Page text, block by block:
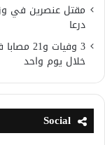
مقتل عنصرين في
درعا
خلال يوم واحد
Social